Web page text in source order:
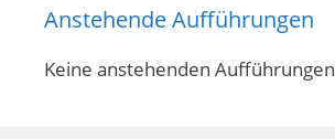
Anstehende Aufführungen
Keine anstehenden Aufführungen